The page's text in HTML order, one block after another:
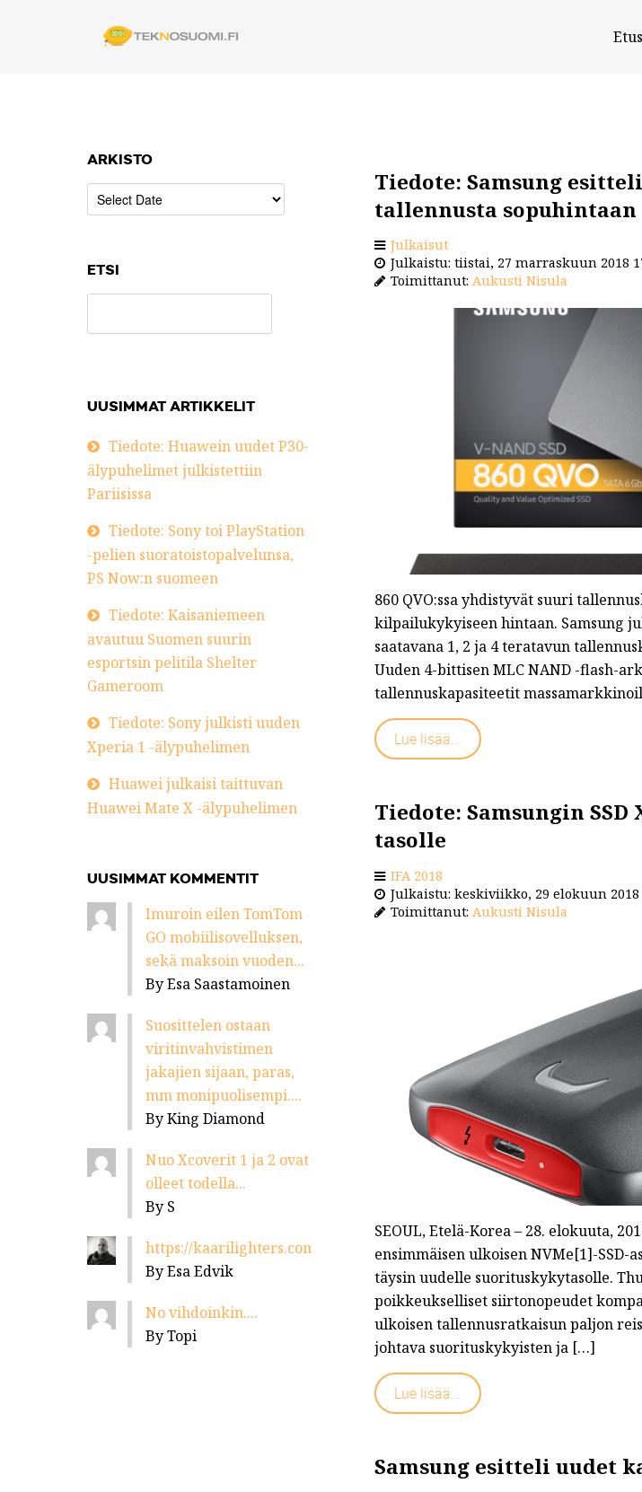
Tiedote: Samsung esitteli
tallennusta sopuhintaan
Julkaisut
Julkaistu: tiistai, 27 marraskuun 2018
Toimittanut: Aukusti Nisula
860 QVO:ssa yhdistyvät suuri
kilpailukykyiseen hintaan. Samsung
saatavana 1, 2 ja 4 teratavun
Uuden 4-bittisen MLC NAND -flash-
tallennuskapasiteetit
Lue lisää...
Tiedote: Samsungin
tasolle
IFA 2018
Julkaistu: keskiviikko, 29 elokuun 2018
Toimittanut: Aukusti Nisula
SEOUL, Etelä-Korea – 28. elokuuta,
ensimmäisen ulkoisen NVMe[1]-SSD-
täysin uudelle suorituskykytasolle.
poikkeukselliset siirtonopeudet
ulkoisen tallennusratkaisun paljon
johtava suorituskykyisten ja […]
Lue lisää...
Samsung esitteli uudet
ARKISTO
ETSI
UUSIMMAT ARTIKKELIT
Tiedote: Huawein uudet P30-
älypuhelimet julkistettiin
Pariisissa
Tiedote: Sony toi PlayStation
-pelien suoratoistopalvelunsa,
PS Now:n suomeen
Tiedote: Kaisaniemeen
avautuu Suomen suurin
esportsin pelitila Shelter
Gameroom
Tiedote: Sony julkisti uuden
Xperia 1 -älypuhelimen
Huawei julkaisi taittuvan
Huawei Mate X -älypuhelimen
UUSIMMAT KOMMENTIT
Imuroin eilen TomTom
GO mobiilisovelluksen,
sekä maksoin vuoden...
By Esa Saastamoinen
Suosittelen ostaan
viritinvahvistimen
jakajien sijaan, paras,
mm monipuolisempi....
By King Diamond
Nuo Xcoverit 1 ja 2 ovat
olleet todella...
By S
https://kaarilighters.com/jalleenmyyjat/...
By Esa Edvik
No vihdoinkin....
By Topi